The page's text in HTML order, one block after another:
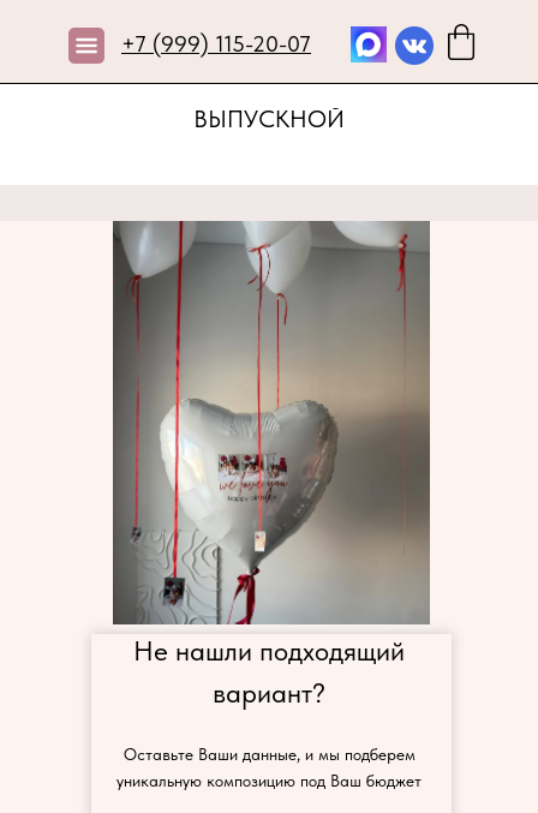
+7 (999) 115-20-07
ВЫПУСКНОЙ
Не нашли подходящий
вариант?
Оставьте Ваши данные, и мы подберем
уникальную композицию под Ваш бюджет